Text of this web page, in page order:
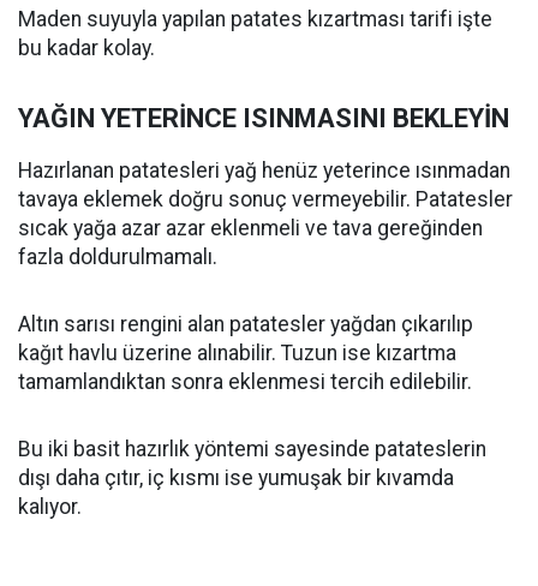
Maden suyuyla yapılan patates kızartması tarifi işte
bu kadar kolay.
YAĞIN YETERİNCE ISINMASINI BEKLEYİN
Hazırlanan patatesleri yağ henüz yeterince ısınmadan
tavaya eklemek doğru sonuç vermeyebilir. Patatesler
sıcak yağa azar azar eklenmeli ve tava gereğinden
fazla doldurulmamalı.
Altın sarısı rengini alan patatesler yağdan çıkarılıp
kağıt havlu üzerine alınabilir. Tuzun ise kızartma
tamamlandıktan sonra eklenmesi tercih edilebilir.
Bu iki basit hazırlık yöntemi sayesinde patateslerin
dışı daha çıtır, iç kısmı ise yumuşak bir kıvamda
kalıyor.